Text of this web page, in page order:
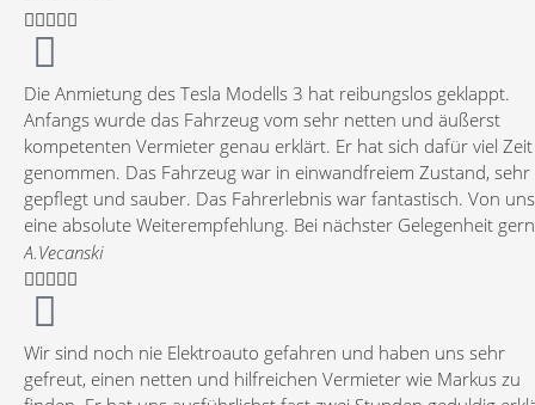

Die Anmietung des Tesla Modells 3 hat reibungslos geklappt.
Anfangs wurde das Fahrzeug vom sehr netten und äußerst
kompetenten Vermieter genau erklärt. Er hat sich dafür viel Zeit
genommen. Das Fahrzeug war in einwandfreiem Zustand, sehr
gepflegt und sauber. Das Fahrerlebnis war fantastisch. Von uns
eine absolute Weiterempfehlung. Bei nächster Gelegenheit
wieder!!!
A.Vecanski

Wir sind noch nie Elektroauto gefahren und haben uns sehr
gefreut, einen netten und hilfreichen Vermieter wie Markus zu